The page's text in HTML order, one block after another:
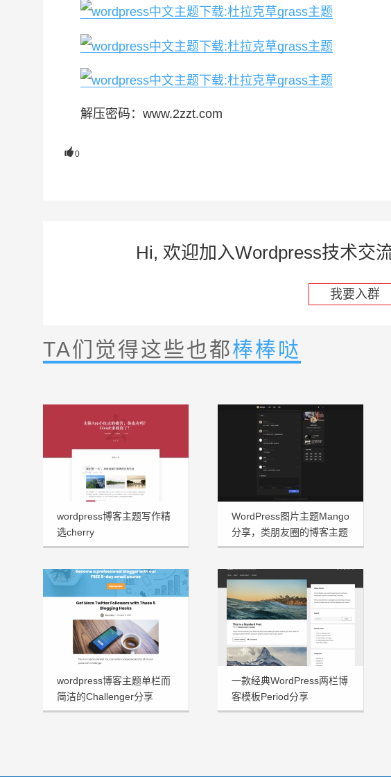
解压密码：www.2zzt.com
0
Hi, 欢迎加入Wordpress技术交
我要入群
TA们觉得这些也都棒棒哒
wordpress博客主题写作精
选cherry
WordPress图片主题Mango
分享，类朋友圈的博客主题
wordpress博客主题单栏而
简洁的Challenger分享
一款经典WordPress两栏博
客模板Period分享